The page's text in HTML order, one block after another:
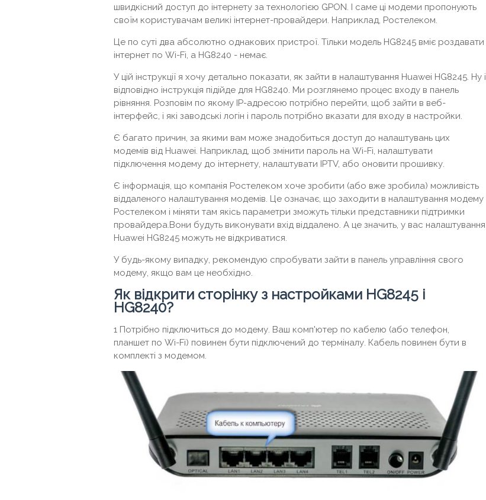
швидкісний доступ до інтернету за технологією GPON. І саме ці модеми пропонують
своїм користувачам великі інтернет-провайдери. Наприклад, Ростелеком.
Це по суті два абсолютно однакових пристрої. Тільки модель HG8245 вміє роздавати
інтернет по Wi-Fi, а HG8240 - немає.
У цій інструкції я хочу детально показати, як зайти в налаштування Huawei HG8245. Ну і
відповідно інструкція підійде для HG8240. Ми розглянемо процес входу в панель
рівняння. Розповім по якому IP-адресою потрібно перейти, щоб зайти в веб-
інтерфейс, і які заводські логін і пароль потрібно вказати для входу в настройки.
Є багато причин, за якими вам може знадобиться доступ до налаштувань цих
модемів від Huawei. Наприклад, щоб змінити пароль на Wi-Fi, налаштувати
підключення модему до інтернету, налаштувати IPTV, або оновити прошивку.
Є інформація, що компанія Ростелеком хоче зробити (або вже зробила) можливість
віддаленого налаштування модемів. Це означає, що заходити в налаштування модему
Ростелеком і міняти там якісь параметри зможуть тільки представники підтримки
провайдера.Вони будуть виконувати вхід віддалено. А це значить, у вас налаштування
Huawei HG8245 можуть не відкриватися.
У будь-якому випадку, рекомендую спробувати зайти в панель управління свого
модему, якщо вам це необхідно.
Як відкрити сторінку з настройками HG8245 і
HG8240?
1 Потрібно підключиться до модему. Ваш комп'ютер по кабелю (або телефон,
планшет по Wi-Fi) повинен бути підключений до терміналу. Кабель повинен бути в
комплекті з модемом.